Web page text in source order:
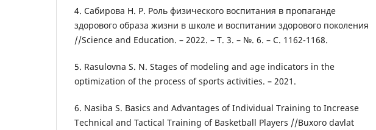
4. Сабирова Н. Р. Роль физического воспитания в пропаганде
здорового образа жизни в школе и воспитании здорового поколения
//Science and Education. – 2022. – Т. 3. – №. 6. – С. 1162-1168.
5. Rasulovna S. N. Stages of modeling and age indicators in the
optimization of the process of sports activities. – 2021.
6. Nasiba S. Basics and Advantages of Individual Training to Increase
Technical and Tactical Training of Basketball Players //Buxoro davlat